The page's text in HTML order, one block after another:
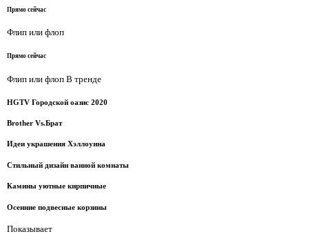
Прямо сейчас
Флип или флоп
Прямо сейчас
Флип или флоп В тренде
HGTV Городской оазис 2020
Brother Vs.Брат
Идеи украшения Хэллоуина
Стильный дизайн ванной комнаты
Камины уютные кирпичные
Осенние подвесные корзины
Показывает